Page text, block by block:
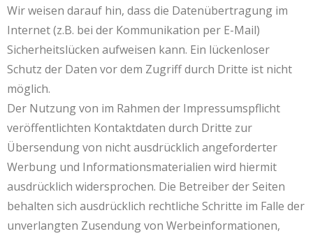
Wir weisen darauf hin, dass die Datenübertragung im
Internet (z.B. bei der Kommunikation per E-Mail)
Sicherheitslücken aufweisen kann. Ein lückenloser
Schutz der Daten vor dem Zugriff durch Dritte ist nicht
möglich.
Der Nutzung von im Rahmen der Impressumspflicht
veröffentlichten Kontaktdaten durch Dritte zur
Übersendung von nicht ausdrücklich angeforderter
Werbung und Informationsmaterialien wird hiermit
ausdrücklich widersprochen. Die Betreiber der Seiten
behalten sich ausdrücklich rechtliche Schritte im Falle der
unverlangten Zusendung von Werbeinformationen,